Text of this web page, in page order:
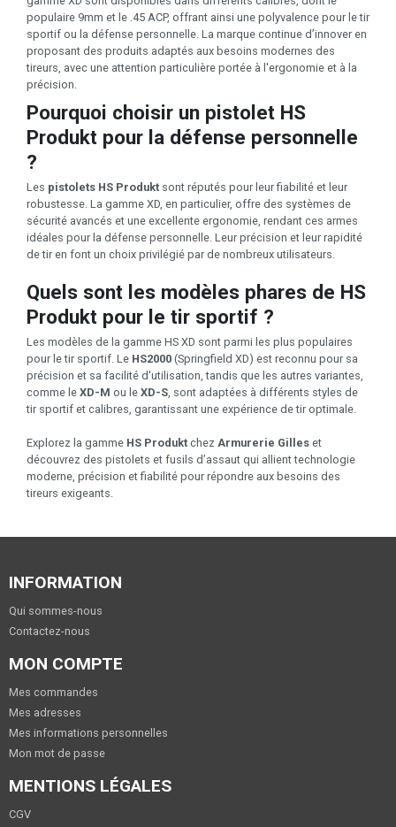
populaire 9mm et le .45 ACP, offrant ainsi une polyvalence pour le tir
sportif ou la défense personnelle. La marque continue d’innover en
proposant des produits adaptés aux besoins modernes des
tireurs, avec une attention particulière portée à l'ergonomie et à la
précision.
Pourquoi choisir un pistolet HS
Produkt pour la défense personnelle
?
Les pistolets HS Produkt sont réputés pour leur fiabilité et leur
robustesse. La gamme XD, en particulier, offre des systèmes de
sécurité avancés et une excellente ergonomie, rendant ces armes
idéales pour la défense personnelle. Leur précision et leur rapidité
de tir en font un choix privilégié par de nombreux utilisateurs.
Quels sont les modèles phares de HS
Produkt pour le tir sportif ?
Les modèles de la gamme HS XD sont parmi les plus populaires
pour le tir sportif. Le HS2000 (Springfield XD) est reconnu pour sa
précision et sa facilité d'utilisation, tandis que les autres variantes,
comme le XD-M ou le XD-S , sont adaptées à différents styles de
tir sportif et calibres, garantissant une expérience de tir optimale.
Explorez la gamme HS Produkt chez Armurerie Gilles et
découvrez des pistolets et fusils d’assaut qui allient technologie
moderne, précision et fiabilité pour répondre aux besoins des
tireurs exigeants.
INFORMATION
Qui sommes-nous
Contactez-nous
MON COMPTE
Mes commandes
Mes adresses
Mes informations personnelles
Mon mot de passe
MENTIONS LÉGALES
CGV